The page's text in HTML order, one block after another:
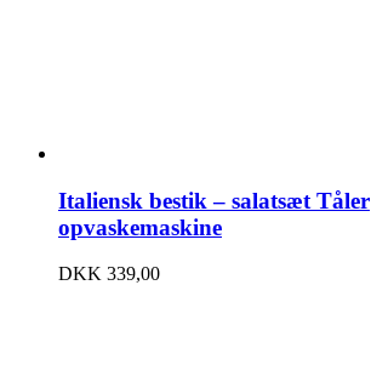
Italiensk bestik – salatsæt Tåler
opvaskemaskine
DKK 339,00